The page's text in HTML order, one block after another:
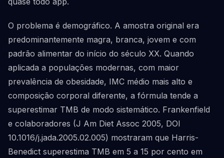
O problema é demográfico. A amostra original era
predominantemente magra, branca, jovem e com
padrão alimentar do início do século XX. Quando
aplicada a populações modernas, com maior
prevalência de obesidade, IMC médio mais alto e
composição corporal diferente, a fórmula tende a
superestimar TMB de modo sistemático. Frankenfield
e colaboradores (J Am Diet Assoc 2005, DOI
10.1016/j.jada.2005.02.005) mostraram que Harris-
Benedict superestima TMB em 5 a 15 por cento em